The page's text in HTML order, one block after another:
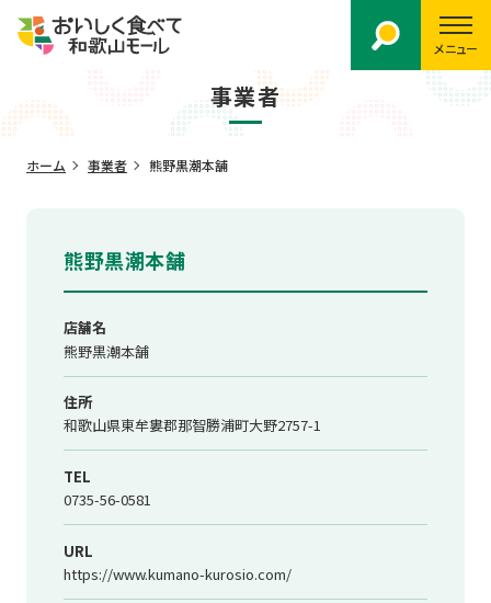
メニュー
事業者
ホーム 事業者 熊野黒潮本舗
熊野黒潮本舗
店舗名
熊野黒潮本舗
住所
和歌山県東牟婁郡那智勝浦町大野2757-1
TEL
0735-56-0581
URL
https://www.kumano-kurosio.com/